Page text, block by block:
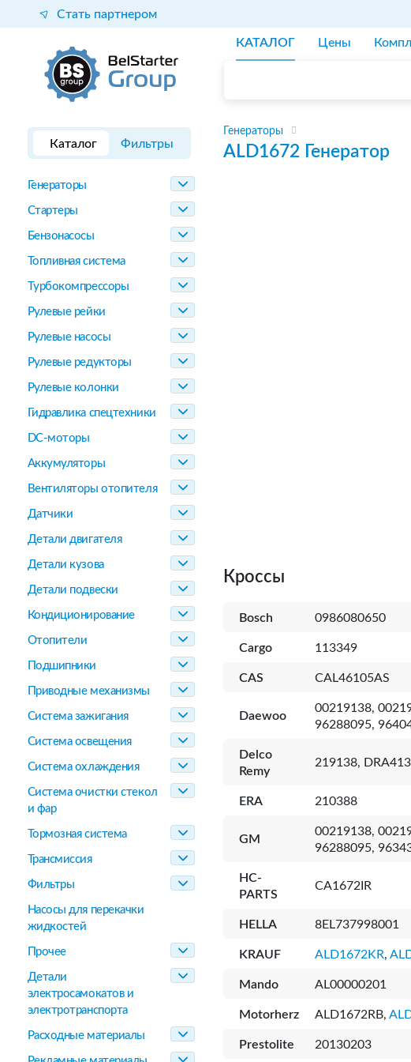
Стать партнером
КАТАЛОГ Цены
Каталог Фильтры
Генераторы
Стартеры
Бензонасосы
Топливная система
Турбокомпрессоры
Рулевые рейки
Рулевые насосы
Рулевые редукторы
Рулевые колонки
Гидравлика спецтехники
DC-моторы
Аккумуляторы
Вентиляторы отопителя
Датчики
Детали двигателя
Детали кузова
Детали подвески
Кондиционирование
Отопители
Подшипники
Приводные механизмы
Система зажигания
Система освещения
Система охлаждения
Система очистки стекол
и фар
Тормозная система
Трансмиссия
Фильтры
Насосы для перекачки
жидкостей
Прочее
Детали
электросамокатов и
электротранспорта
Расходные материалы
Генераторы
ALD1672 Генератор
Кроссы
Bosch 0986080650
Cargo 113349
CAS CAL46105AS
Daewoo
00219138,
96288095,
Delco
Remy
219138,
ERA 210388
GM
00219138,
96288095,
HC-
PARTS
CA1672IR
HELLA 8EL737998001
KRAUF ALD1672KR,
Mando AL00000201
Motorherz ALD1672RB,
Prestolite 20130203